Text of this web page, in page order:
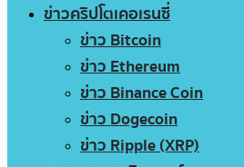
ข่าวคริปโตเคอเรนซี่
ข่าว Bitcoin
ข่าว Ethereum
ข่าว Binance Coin
ข่าว Dogecoin
ข่าว Ripple (XRP)